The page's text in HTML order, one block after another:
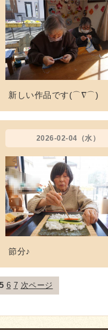
新しい作品です(⌒∇⌒)
2026-02-04（水）
節分♪
5 6 7 次ページ